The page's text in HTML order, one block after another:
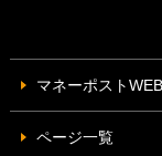
マネーポスト
ページ一覧